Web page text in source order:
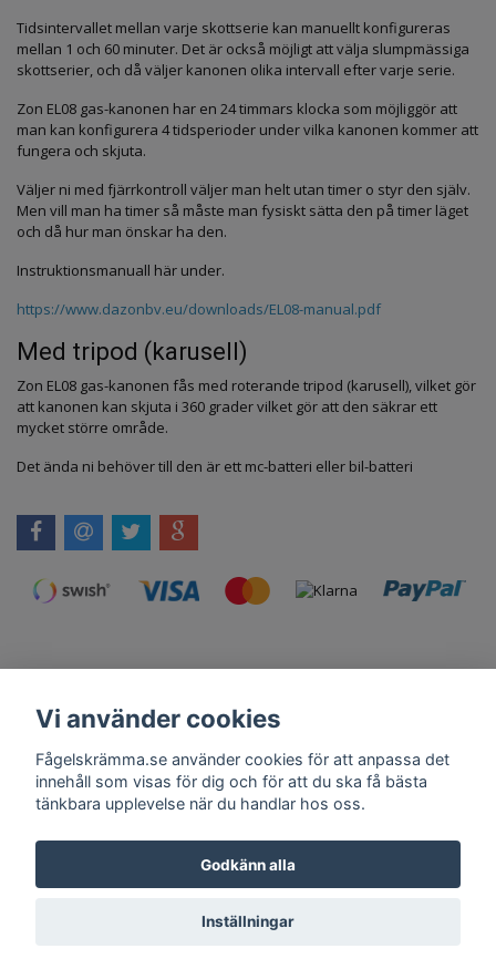
Tidsintervallet mellan varje skottserie kan manuellt konfigureras
mellan 1 och 60 minuter. Det är också möjligt att välja slumpmässiga
skottserier, och då väljer kanonen olika intervall efter varje serie.
Zon EL08 gas-kanonen har en 24 timmars klocka som möjliggör att
man kan konfigurera 4 tidsperioder under vilka kanonen kommer att
fungera och skjuta.
Väljer ni med fjärrkontroll väljer man helt utan timer o styr den själv.
Men vill man ha timer så måste man fysiskt sätta den på timer läget
och då hur man önskar ha den.
Instruktionsmanuall här under.
https://www.dazonbv.eu/downloads/EL08-manual.pdf
Med tripod (karusell)
Zon EL08 gas-kanonen fås med roterande tripod (karusell), vilket gör
att kanonen kan skjuta i 360 grader vilket gör att den säkrar ett
mycket större område.
Det ända ni behöver till den är ett mc-batteri eller bil-batteri
Kontakt Om Oss Köpvillkor Skadedjursprodukter.se
Tilahome.se
Få vårt nyhetsbrev
Anmäl
© Copyright 2026 Fågelskrämma.se
Vi använder cookies
Fågelskrämma.se använder cookies för att anpassa det
innehåll som visas för dig och för att du ska få bästa
tänkbara upplevelse när du handlar hos oss.
Godkänn alla
Inställningar